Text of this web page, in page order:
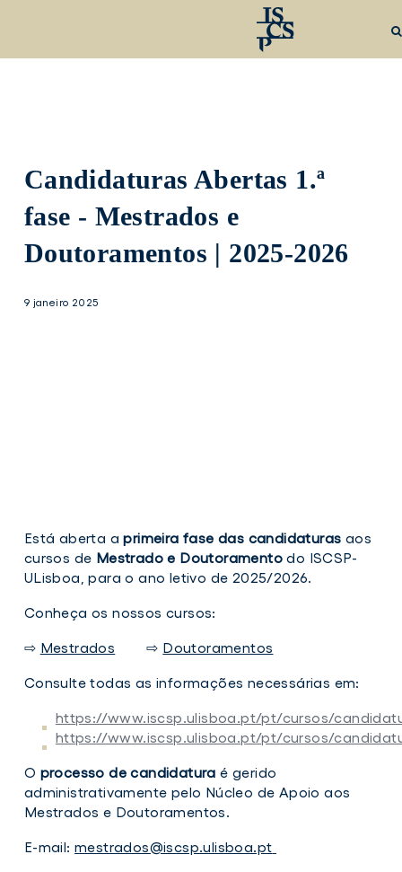
Candidaturas Abertas 1.ª
fase - Mestrados e
Doutoramentos | 2025-2026
9 janeiro 2025
Está aberta aprimeira fase das candidaturas aos
cursos de Mestrado e Doutoramento do ISCSP-
ULisboa, para o ano letivo de 2025/2026.
Conheça os nossos cursos:
⇨ Mestrados ⇨ Doutoramentos
Consulte todas as informações necessárias em:
https://www.iscsp.ulisboa.pt/pt/cursos/
https://www.iscsp.ulisboa.pt/pt/cursos/
O processo de candidatura é gerido
administrativamente pelo Núcleo de Apoio aos
Mestrados e Doutoramentos.
E-mail:mestrados@iscsp.ulisboa.pt